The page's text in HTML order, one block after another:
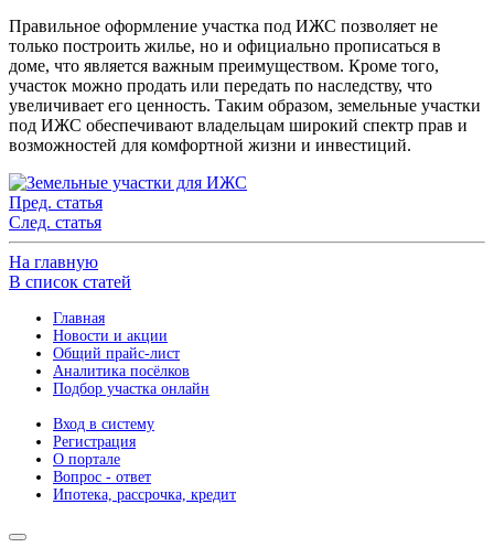
Правильное оформление участка под ИЖС позволяет не
только построить жилье, но и официально прописаться в
доме, что является важным преимуществом. Кроме того,
участок можно продать или передать по наследству, что
увеличивает его ценность. Таким образом, земельные участки
под ИЖС обеспечивают владельцам широкий спектр прав и
возможностей для комфортной жизни и инвестиций.
Пред. статья
След. статья
На главную
В список статей
Главная
Новости и акции
Общий прайс-лист
Аналитика посёлков
Подбор участка онлайн
Вход в систему
Регистрация
О портале
Вопрос - ответ
Ипотека, рассрочка, кредит